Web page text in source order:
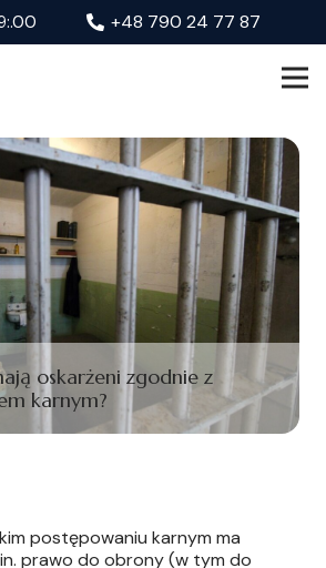
+48 790 24 77 87
oskarżeni zgodnie z
karnym?
postępowaniu karnym ma
prawo do obrony (w tym do